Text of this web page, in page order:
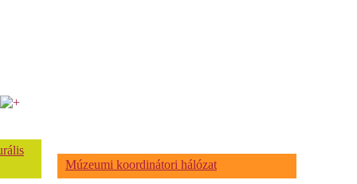
Múzeumi koordinátori hálózat